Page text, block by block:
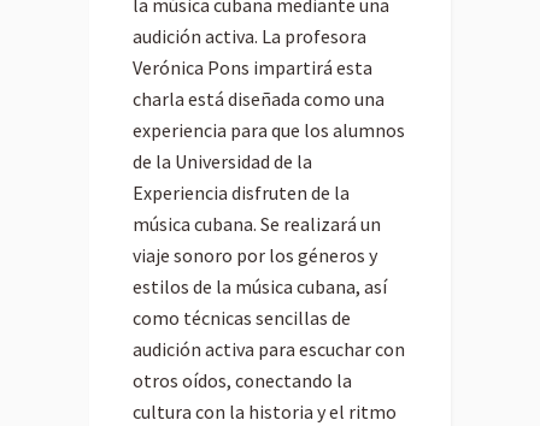
la música cubana mediante una
audición activa. La profesora
Verónica Pons impartirá esta
charla está diseñada como una
experiencia para que los alumnos
de la Universidad de la
Experiencia disfruten de la
música cubana. Se realizará un
viaje sonoro por los géneros y
estilos de la música cubana, así
como técnicas sencillas de
audición activa para escuchar con
otros oídos, conectando la
cultura con la historia y el ritmo